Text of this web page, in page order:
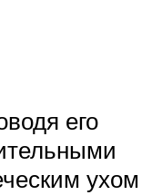
его
ухом